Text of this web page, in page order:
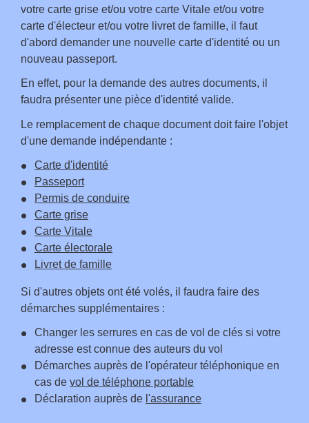
votre carte grise et/ou votre carte Vitale et/ou votre
carte d'électeur et/ou votre livret de famille, il faut
d'abord demander une nouvelle carte d'identité ou un
nouveau passeport.
En effet, pour la demande des autres documents, il
faudra présenter une pièce d'identité valide.
Le remplacement de chaque document doit faire l'objet
d'une demande indépendante :
Carte d'identité
Passeport
Permis de conduire
Carte grise
Carte Vitale
Carte électorale
Livret de famille
Si d'autres objets ont été volés, il faudra faire des
démarches supplémentaires :
Changer les serrures en cas de vol de clés si votre
adresse est connue des auteurs du vol
Démarches auprès de l'opérateur téléphonique en
cas de vol de téléphone portable
Déclaration auprès de l'assurance